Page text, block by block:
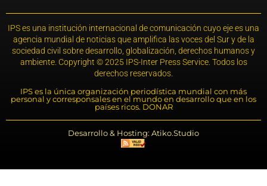
IPS es una institución internacional de comunicación cuyo eje es una
agencia mundial de noticias que amplifica las voces del Sur y de la
sociedad civil sobre desarrollo, globalización, derechos humanos y
ambiente. Copyright © 2025 IPS-Inter Press Service. Todos los
derechos reservados.
IPS es la única organización periodística mundial con más
personal y corresponsales en el mundo en desarrollo que en los
países ricos. DONAR
Desarrollo & Hosting: Atiko.Studio